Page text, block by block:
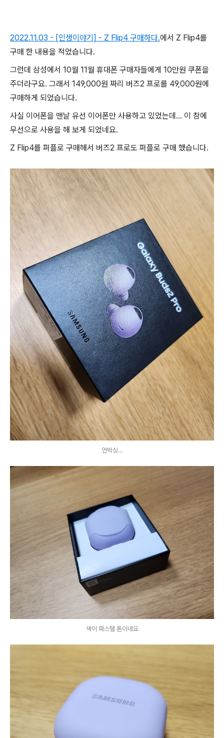
2022.11.03 - [인생이야기] - Z Flip4 구매하다.에서 Z Flip4를
구매 한 내용을 적었습니다.
그런데 삼성에서 10월 11월 휴대폰 구매자들에게 10만원 쿠폰을
주더라구요. 그래서 149,000원 짜리 버즈2 프로를 49,000원에
구매하게 되었습니다.
사실 이어폰을 맨날 유선 이어폰만 사용하고 있었는데... 이 참에
무선으로 사용을 해 보게 되었네요.
Z Flip4를 퍼플로 구매해서 버즈2 프로도 퍼플로 구매 했습니다.
언박싱...
색이 파스텔 톤이네요